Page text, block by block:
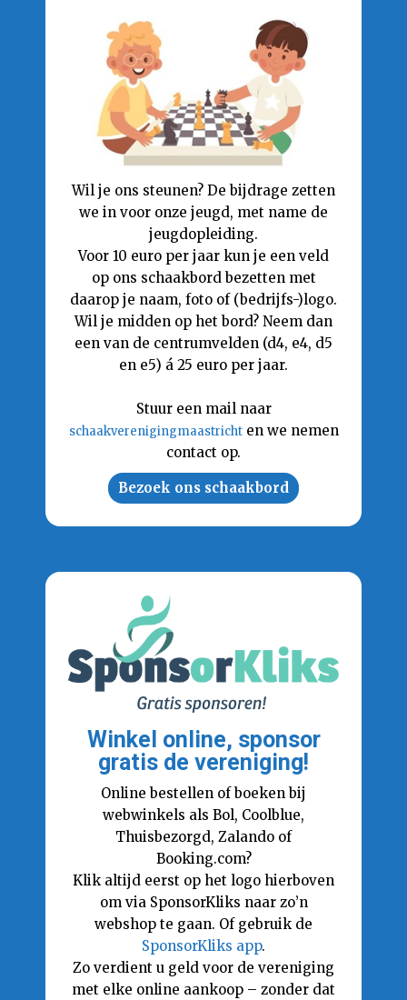
Wil je ons steunen? De bijdrage zetten
we in voor onze jeugd, met name de
jeugdopleiding.
Voor 10 euro per jaar kun je een veld
op ons schaakbord bezetten met
daarop je naam, foto of (bedrijfs-)logo.
Wil je midden op het bord? Neem dan
een van de centrumvelden (d4, e4, d5
en e5) á 25 euro per jaar.
Stuur een mail naar
schaakverenigingmaastrichten we nemen
contact op.
Bezoek ons schaakbord
Winkel online, sponsor
gratis de vereniging!
Online bestellen of boeken bij
webwinkels als Bol, Coolblue,
Thuisbezorgd, Zalando of
Booking.com?
Klik altijd eerst op het logo hierboven
om via SponsorKliks naar zo’n
webshop te gaan. Of gebruik de
SponsorKliks app.
Zo verdient u geld voor de vereniging
met elke online aankoop – zonder dat